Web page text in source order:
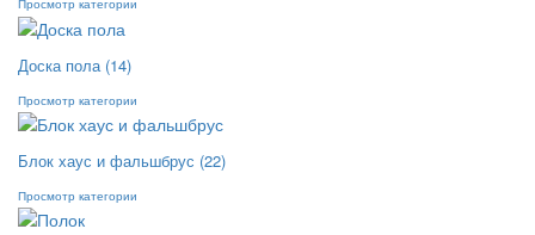
Просмотр категории
Доска пола (14)
Просмотр категории
Блок хаус и фальшбрус (22)
Просмотр категории